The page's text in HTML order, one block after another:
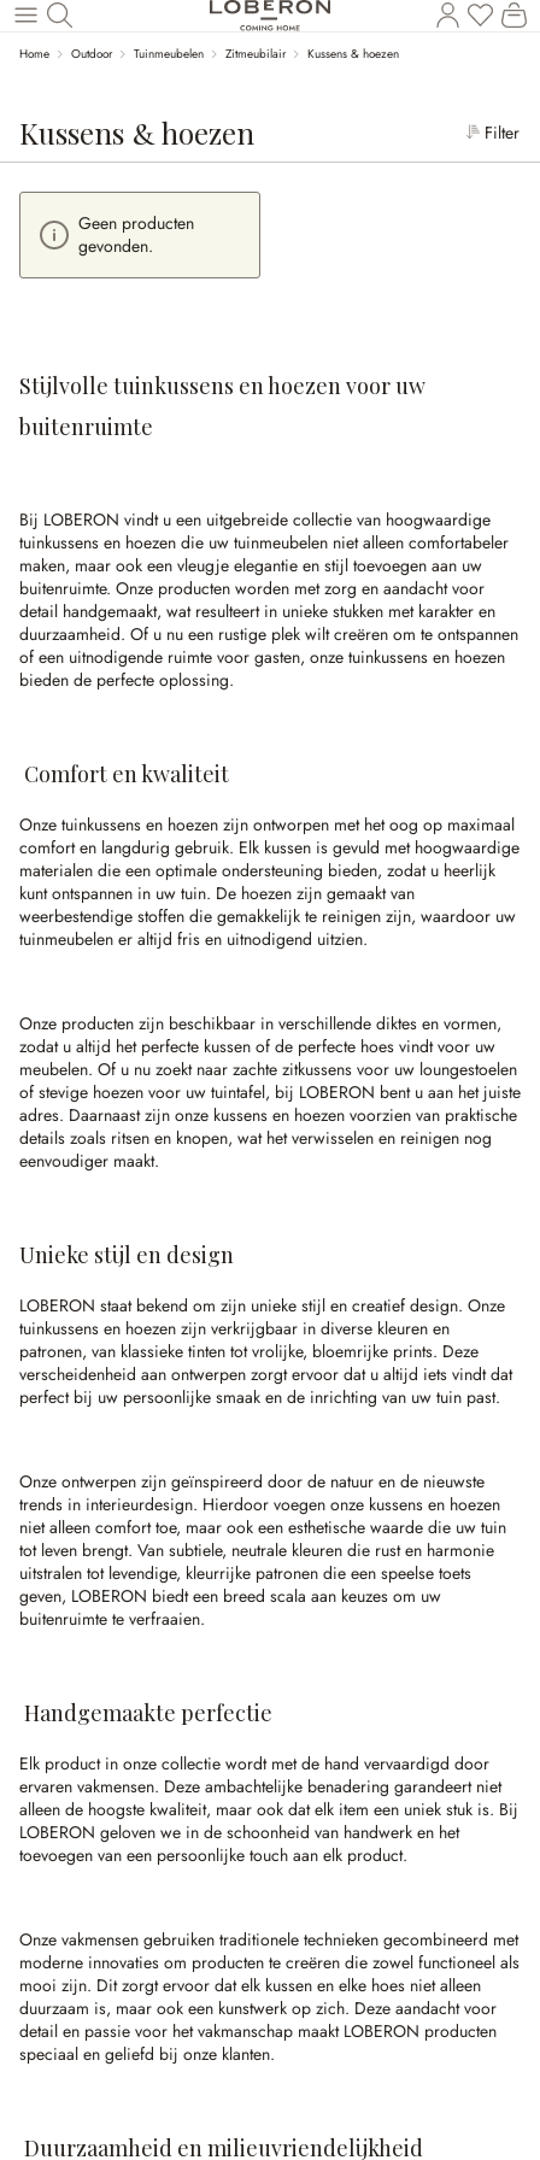
Naar de hoofdinhoud
Home Outdoor Tuinmeubelen Zitmeubilair Kussens & hoezen
Kussens & hoezen Filter
Geen producten
gevonden.
Stijlvolle tuinkussens en hoezen voor uw
buitenruimte
Bij LOBERON vindt u een uitgebreide collectie van hoogwaardige
tuinkussens en hoezen die uw tuinmeubelen niet alleen comfortabeler
maken, maar ook een vleugje elegantie en stijl toevoegen aan uw
buitenruimte. Onze producten worden met zorg en aandacht voor
detail handgemaakt, wat resulteert in unieke stukken met karakter en
duurzaamheid. Of u nu een rustige plek wilt creëren om te ontspannen
of een uitnodigende ruimte voor gasten, onze tuinkussens en hoezen
bieden de perfecte oplossing.
Comfort en kwaliteit
Onze tuinkussens en hoezen zijn ontworpen met het oog op maximaal
comfort en langdurig gebruik. Elk kussen is gevuld met hoogwaardige
materialen die een optimale ondersteuning bieden, zodat u heerlijk
kunt ontspannen in uw tuin. De hoezen zijn gemaakt van
weerbestendige stoffen die gemakkelijk te reinigen zijn, waardoor uw
tuinmeubelen er altijd fris en uitnodigend uitzien.
Onze producten zijn beschikbaar in verschillende diktes en vormen,
zodat u altijd het perfecte kussen of de perfecte hoes vindt voor uw
meubelen. Of u nu zoekt naar zachte zitkussens voor uw loungestoelen
of stevige hoezen voor uw tuintafel, bij LOBERON bent u aan het juiste
adres. Daarnaast zijn onze kussens en hoezen voorzien van praktische
details zoals ritsen en knopen, wat het verwisselen en reinigen nog
eenvoudiger maakt.
Unieke stijl en design
LOBERON staat bekend om zijn unieke stijl en creatief design. Onze
tuinkussens en hoezen zijn verkrijgbaar in diverse kleuren en
patronen, van klassieke tinten tot vrolijke, bloemrijke prints. Deze
verscheidenheid aan ontwerpen zorgt ervoor dat u altijd iets vindt dat
perfect bij uw persoonlijke smaak en de inrichting van uw tuin past.
Onze ontwerpen zijn geïnspireerd door de natuur en de nieuwste
trends in interieurdesign. Hierdoor voegen onze kussens en hoezen
niet alleen comfort toe, maar ook een esthetische waarde die uw tuin
tot leven brengt. Van subtiele, neutrale kleuren die rust en harmonie
uitstralen tot levendige, kleurrijke patronen die een speelse toets
geven, LOBERON biedt een breed scala aan keuzes om uw
buitenruimte te verfraaien.
Handgemaakte perfectie
Elk product in onze collectie wordt met de hand vervaardigd door
ervaren vakmensen. Deze ambachtelijke benadering garandeert niet
alleen de hoogste kwaliteit, maar ook dat elk item een uniek stuk is. Bij
LOBERON geloven we in de schoonheid van handwerk en het
toevoegen van een persoonlijke touch aan elk product.
Onze vakmensen gebruiken traditionele technieken gecombineerd met
moderne innovaties om producten te creëren die zowel functioneel als
mooi zijn. Dit zorgt ervoor dat elk kussen en elke hoes niet alleen
duurzaam is, maar ook een kunstwerk op zich. Deze aandacht voor
detail en passie voor het vakmanschap maakt LOBERON producten
speciaal en geliefd bij onze klanten.
Duurzaamheid en milieuvriendelijkheid